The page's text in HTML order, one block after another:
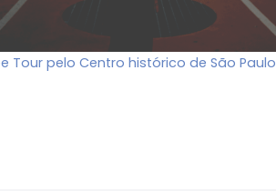
Tour pelo Centro histórico de São Paulo